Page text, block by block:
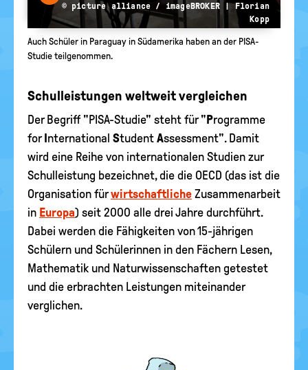
© picture alliance / imageBROKER | Florian
Kopp
Auch Schüler in Paraguay in Südamerika haben an der PISA-
Studie teilgenommen.
Schulleistungen weltweit vergleichen
Der Begriff "PISA-Studie" steht für " Programme
for nternational Student Assessment". Damit
wird eine Reihe von internationalen Studien zur
Schulleistung bezeichnet, die die OECD (das ist die
Organisation fürwirtschaftliche Zusammenarbeit
in Europa) seit 2000 alle drei Jahre durchführt.
Dabei werden die Fähigkeiten von 15-jährigen
Schülern und Schülerinnen in den Fächern Lesen,
Mathematik und Naturwissenschaften getestet
und die erbrachten Leistungen miteinander
verglichen.